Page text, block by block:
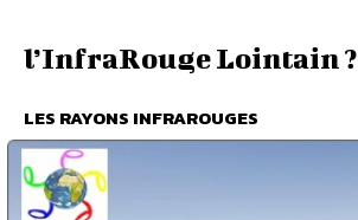
l’InfraRouge Lointain ?
LES RAYONS INFRAROUGES